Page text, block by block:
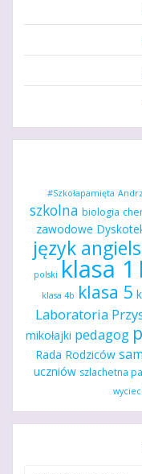
#Szkołapamięta
szkolna biologia
zawodowe
język
polski klasa 1
klasa 4b klasa 5
Laboratoria
mikołajki pedagog
Rada Rodziców
uczniów szlachetna